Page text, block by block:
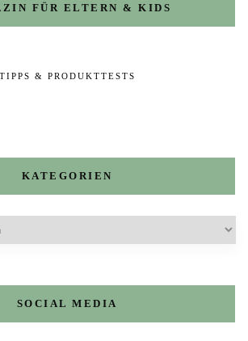
FÜR ELTERN & KIDS
TIPPS & PRODUKTTESTS
KATEGORIEN
SOCIAL MEDIA